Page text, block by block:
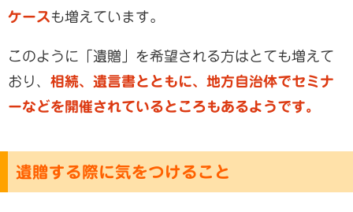
ケースも増えています。
このように「遺贈」を希望される方はとても増えて
おり、 相続、遺言書とともに、地方自治体でセミナ
ーなどを開催されているところもあるようです。
遺贈する際に気をつけること